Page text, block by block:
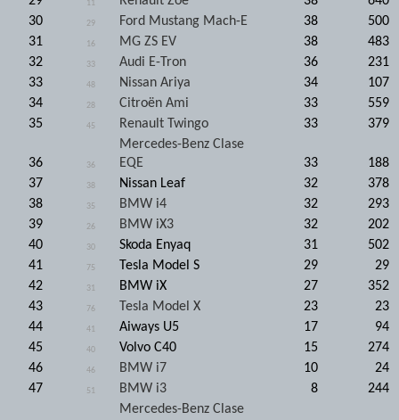
11
30
29 Ford Mustang Mach-E 38
500
31
16 MG ZS EV 38
483
32
33 Audi E-Tron 36
231
33
48 Nissan Ariya 34
107
34
28 Citroën Ami 33
559
35
45 Renault Twingo 33 379
36 36
Mercedes-Benz Clase
EQE
33
188
37
38 Nissan Leaf 32
378
38
35 BMW i4 32
293
39
26 BMW iX3 32
202
40
30 Skoda Enyaq 31
502
41
75 Tesla Model S 29
29
42
31 BMW iX 27
352
43
76 Tesla Model X 23
23
44
41 Aiways U5 17
94
45
40 Volvo C40 15
274
46
46 BMW i7 10
24
47
51 BMW i3 8 244
Mercedes-Benz Clase